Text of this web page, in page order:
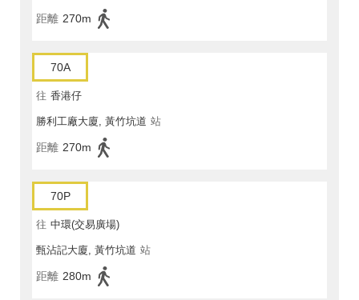
距離 270m
70A
往 香港仔
勝利工廠大廈, 黃竹坑道 站
距離 270m
70P
往 中環(交易廣場)
甄沾記大廈, 黃竹坑道 站
距離 280m